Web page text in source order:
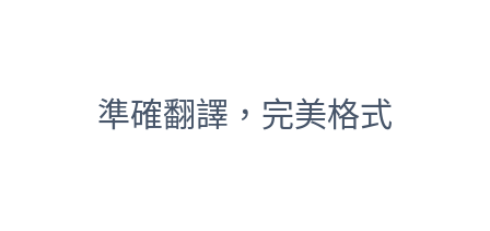
準確翻譯，完美格式